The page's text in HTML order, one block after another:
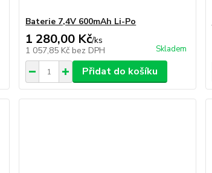
Baterie 7,4V 600mAh Li-Po
1 280,00 Kč/ks
1 057,85 Kč bez DPH Skladem
Přidat do košíku